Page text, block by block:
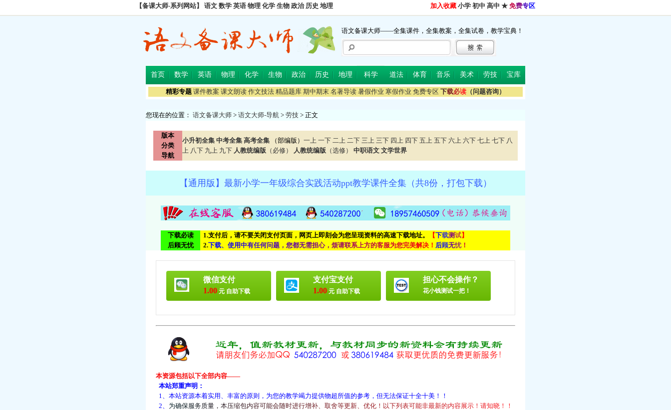
【备课大师-系列网站】 语文 数学 英语 物理 化学 生物 政治 历史 地理 加入收藏 小学 初中 高中 ★ 免费专区
语文备课大师——全集课件，全集教案，全集试卷，教学宝典！
首页 数学 英语 物理 化学 生物 政治 历史 地理 科学 道法 体育 音乐 美术 劳技 宝库
精彩专题 课件教案 课文朗读 作文技法 精品题库 期中期末 名著导读 暑假作业 寒假作业 免费专区 下载必读 （问题咨询）
您现在的位置： 语文备课大师 > 语文大师-导航 > 劳技 > 正文
版本
分类
导航
小升初全集 中考全集 高考全集 （部编版） 一上 一下 二上 二下 三上 三下 四上 四下 五上 五下 六上 六下 七上 七下 八
上 八下 九上 九下 人教统编版 （必修） 人教统编版 （选修） 中职语文 文学世界
【通用版】最新小学一年级综合实践活动ppt教学课件全集（共8份，打包下载）
下载必读
后顾无忧
1.支付后，请不要关闭支付页面，网页上即刻会为您呈现资料的高速下载地址。 【下载测试】
2.下载、 使用中有任何问题 ， 您都无需担心， 烦请联系上方的客服为您完美解决 ！ 后顾无忧！
微信支付
1.00 元 自助下载
支付宝支付
1.00 元 自助下载
担心不会操作？
花小钱测试一把！
本资源包括以下全部内容——
本站郑重声明：
1、本站资源本着实用、丰富的原则，为您的教学竭力提供物超所值的参考，但无法保证十全十美！！
2、 为确保服务质量 ， 本压缩包内容可能会随时进行增补、 取舍等更新、 优化 ！ 以下列 表可能非最新的内容展示 ！ 请知晓 ！ ！